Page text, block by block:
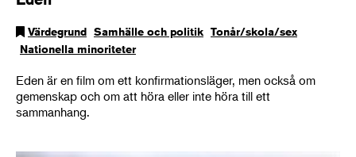
Värdegrund Samhälle och politik Tonår/skola/sex
Nationella minoriteter
Eden är en film om ett konfirmationsläger, men också om
gemenskap och om att höra eller inte höra till ett
sammanhang.